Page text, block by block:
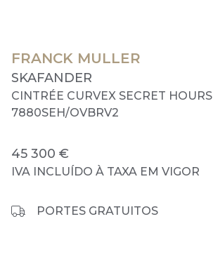
FRANCK MULLER
SKAFANDER
CINTRÉE CURVEX SECRET HOURS
7880SEH/OVBRV2
45 300 €
IVA INCLUÍDO À TAXA EM VIGOR
PORTES GRATUITOS